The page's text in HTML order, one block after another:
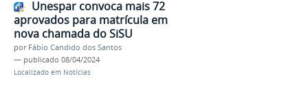
Unespar convoca mais 72
aprovados para matrícula em
nova chamada do SiSU
por Fábio Candido dos Santos
— publicado 08/04/2024
Localizado em Notícias